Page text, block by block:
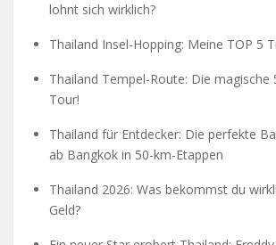
lohnt sich wirklich?
Thailand Insel-Hopping: Meine TOP 5
Thailand Tempel-Route: Die magische
Tour!
Thailand für Entdecker: Die perfekte
ab Bangkok in 50-km-Etappen
Thailand 2026: Was bekommst du
Geld?